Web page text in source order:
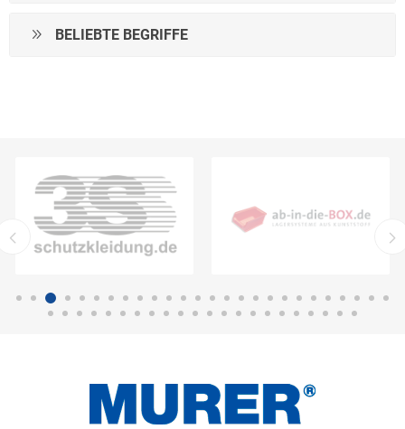
BELIEBTE BEGRIFFE